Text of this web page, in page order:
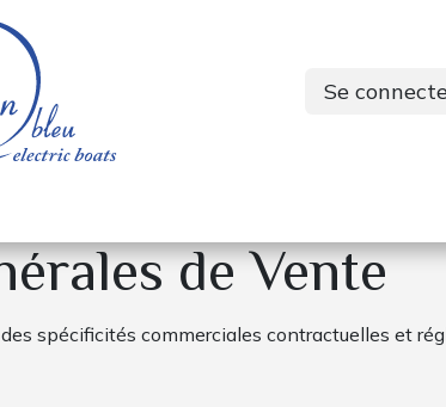
Se
de Vente
spécificités commerciales contractuelles et